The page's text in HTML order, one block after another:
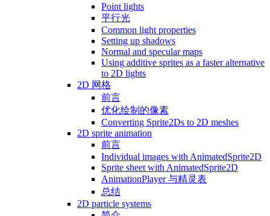
Point lights
平行光
Common light properties
Setting up shadows
Normal and specular maps
Using additive sprites as a faster alternative
to 2D lights
2D 网格
前言
优化绘制的像素
Converting Sprite2Ds to 2D meshes
2D sprite animation
前言
Individual images with AnimatedSprite2D
Sprite sheet with AnimatedSprite2D
AnimationPlayer 与精灵表
总结
2D particle systems